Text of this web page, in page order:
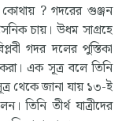
? গদরের গুঞ্জন
চায়। উধম সাগ্রহে
গদর দলের পুস্তিকা
করা। এক সূত্র বলে তিনি
থেকে জানা যায় ১৩-ই
তিনি তীর্থ যাত্রীদের